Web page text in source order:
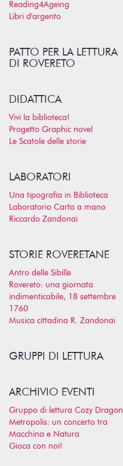
Reading4Ageing
Libri d'argento
PATTO PER LA LETTURA
DI ROVERETO
DIDATTICA
Vivi la biblioteca!
Progetto Graphic novel
Le Scatole delle storie
LABORATORI
Una tipografia in Biblioteca
Laboratorio Carta a mano
Riccardo Zandonai
STORIE ROVERETANE
Antro delle Sibille
Rovereto: una giornata
indimenticabile, 18 settembre
1760
Musica cittadina R. Zandonai
GRUPPI DI LETTURA
ARCHIVIO EVENTI
Gruppo di lettura Cozy Dragon
Metropolis: un concerto tra
Macchina e Natura
Gioca con noi!